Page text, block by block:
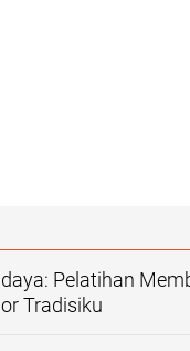
Pelatihan
Tradisiku